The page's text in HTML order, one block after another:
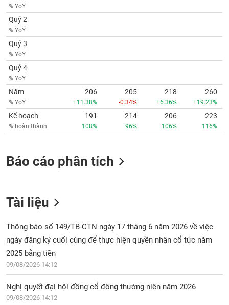
% YoY
Quý 2
% YoY
Quý 3
% YoY
Quý 4
% YoY
Năm
% YoY
206
+11.38%
205
-0.34%
218
+6.36%
260
+19.23%
Kế hoạch
% hoàn thành
191
108%
214
96%
206
106%
223
116%
Báo cáo phân tích
Tài liệu
Thông báo số 149/TB-CTN ngày 17 tháng 6 năm 2026 về việc
ngày đăng ký cuối cùng để thực hiện quyền nhận cổ tức năm
2025 bằng tiền
09/08/2026 14:12
Nghị quyết đại hội đồng cổ đông thường niên năm 2026
09/08/2026 14:12
phân
tích
(-)
Thuật
ngữ
(-)
Dịch
vụ
(-)
tạo
chính
cụ
đầu